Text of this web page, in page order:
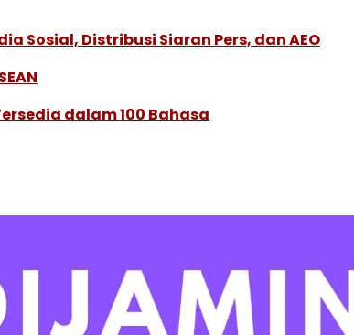
Sosial, Distribusi Siaran Pers, dan AEO
dalam 100 Bahasa